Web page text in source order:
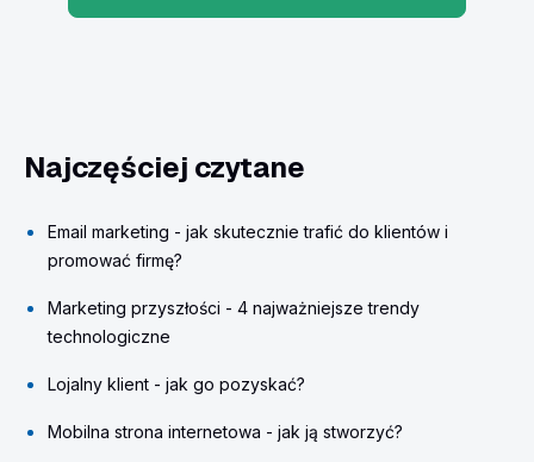
Najczęściej czytane
Email marketing - jak skutecznie trafić do klientów i
promować firmę?
Marketing przyszłości - 4 najważniejsze trendy
technologiczne
Lojalny klient - jak go pozyskać?
Mobilna strona internetowa - jak ją stworzyć?